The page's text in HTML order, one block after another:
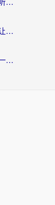
海外党必看：在国外怎么用酷我音乐听音乐？告别“地区不支持”的实用指南
在国外怎么能听国内的音乐软件？别让版权限制断了你的“中文歌单”
国外怎么看番剧？别再愁版权限制！一个工具解决所有回国追剧难题